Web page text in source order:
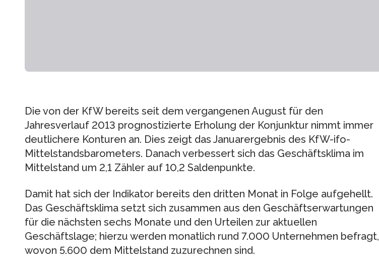
Die von der KfW bereits seit dem vergangenen August für den
Jahresverlauf 2013 prognostizierte Erholung der Konjunktur nimmt immer
deutlichere Konturen an. Dies zeigt das Januarergebnis des KfW-ifo-
Mittelstandsbarometers. Danach verbessert sich das Geschäftsklima im
Mittelstand um 2,1 Zähler auf 10,2 Saldenpunkte.
Damit hat sich der Indikator bereits den dritten Monat in Folge aufgehellt.
Das Geschäftsklima setzt sich zusammen aus den Geschäftserwartungen
für die nächsten sechs Monate und den Urteilen zur aktuellen
Geschäftslage; hierzu werden monatlich rund 7.000 Unternehmen befragt,
wovon 5.600 dem Mittelstand zuzurechnen sind.